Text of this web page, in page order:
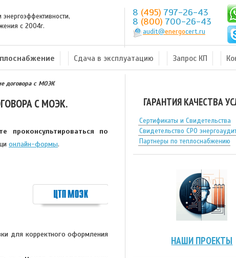
с 2004г.
8 (495) 797-26-43
8 (800) 700-26-43
audit@energocert.ru
Сдача в эксплуатацию Запрос КП
договора с МОЭК
С МОЭК.
по
онлайн-формы.
для корректного оформления
ГАРАНТИЯ КАЧЕСТВА
Сертификаты и Свидетельства
Свидетельство СРО
Партнеры по теплоснабжению
НАШИ ПРОЕКТЫ